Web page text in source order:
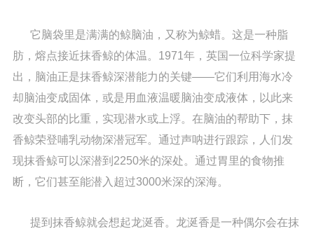
它脑袋里是满满的鲸脑油，又称为鲸蜡。这是一种脂
肪，熔点接近抹香鲸的体温。1971年，英国一位科学家提
出，脑油正是抹香鲸深潜能力的关键——它们利用海水冷
却脑油变成固体，或是用血液温暖脑油变成液体，以此来
改变头部的比重，实现潜水或上浮。在脑油的帮助下，抹
香鲸荣登哺乳动物深潜冠军。通过声呐进行跟踪，人们发
现抹香鲸可以深潜到2250米的深处。通过胃里的食物推
断，它们甚至能潜入超过3000米深的深海。
提到抹香鲸就会想起龙涎香。龙涎香是一种偶尔会在抹